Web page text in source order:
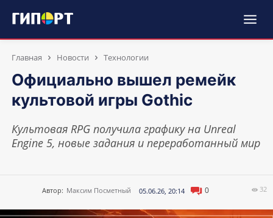
Главная Новости Технологии
Официально вышел ремейк
культовой игры Gothic
Культовая RPG получила графику на Unreal
Engine 5, новые задания и переработанный мир
Автор: Максим Посметный 05.06.26, 20:14 0 32